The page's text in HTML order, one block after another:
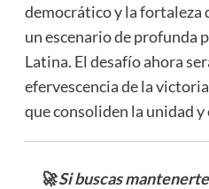
democrático y la fortaleza
un escenario de profunda
Latina. El desafío ahora
efervescencia de la
que consoliden la unidad
🚀 Si buscas